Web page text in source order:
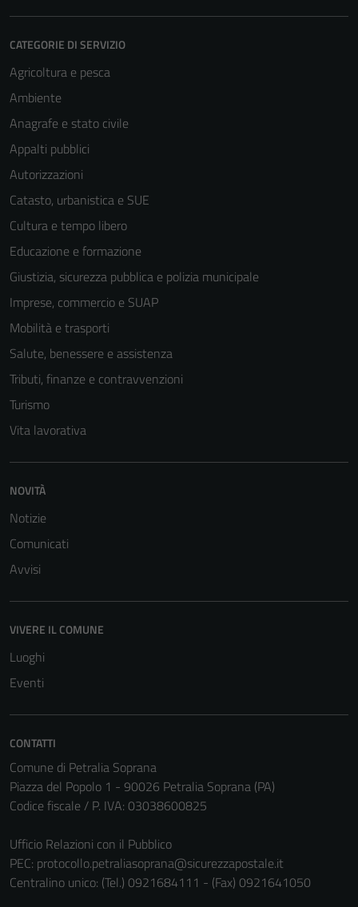
CATEGORIE DI SERVIZIO
Agricoltura e pesca
Ambiente
Anagrafe e stato civile
Appalti pubblici
Autorizzazioni
Catasto, urbanistica e SUE
Cultura e tempo libero
Educazione e formazione
Giustizia, sicurezza pubblica e polizia municipale
Imprese, commercio e SUAP
Mobilità e trasporti
Salute, benessere e assistenza
Tributi, finanze e contravvenzioni
Turismo
Vita lavorativa
NOVITÀ
Notizie
Comunicati
Avvisi
VIVERE IL COMUNE
Luoghi
Eventi
CONTATTI
Comune di Petralia Soprana
Piazza del Popolo 1 - 90026 Petralia Soprana (PA)
Codice fiscale / P. IVA: 03038600825
Ufficio Relazioni con il Pubblico
PEC: protocollo.petraliasoprana@sicurezzapostale.it
Centralino unico: (Tel.) 0921684111 - (Fax) 0921641050
Questi cookie